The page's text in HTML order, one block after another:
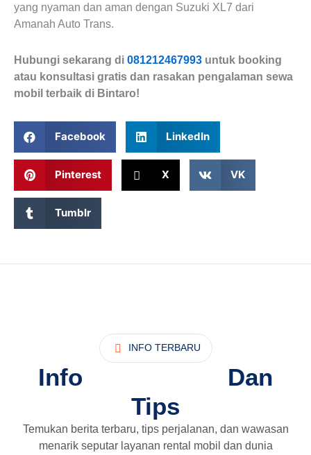
yang nyaman dan aman dengan Suzuki XL7 dari
Amanah Auto Trans.
Hubungi sekarang di 081212467993 untuk booking
atau konsultasi gratis dan rasakan pengalaman sewa
mobil terbaik di Bintaro!
Facebook LinkedIn
Pinterest X VK
Tumblr
INFO TERBARU
Info
Dan
Tips
Temukan berita terbaru, tips perjalanan, dan wawasan
menarik seputar layanan rental mobil dan dunia